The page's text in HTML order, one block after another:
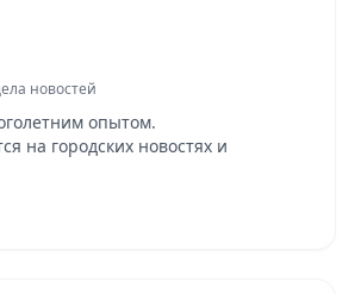
новостей
опытом.
на городских новостях и